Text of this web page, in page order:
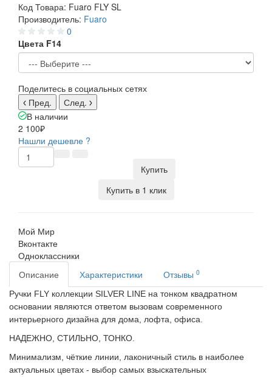
Код Товара: Fuaro FLY SL
Производитель: Fuaro
0
Цвета F14
Поделитесь в социальных сетях
Пред.
След.
В наличии
2 100₽
Нашли дешевле ?
Купить
Купить в 1 клик
Мой Мир
Вконтакте
Одноклассники
Описание
Характеристики Отзывы 0
Ручки FLY коллекции SILVER LINE на тонком квадратном
основании являются ответом вызовам современного
интерьерного дизайна для дома, лофта, офиса.
НАДЕЖНО, СТИЛЬНО, ТОНКО.
Минимализм, чёткие линии, лаконичный стиль в наиболее
актуальных цветах - выбор самых взыскательных